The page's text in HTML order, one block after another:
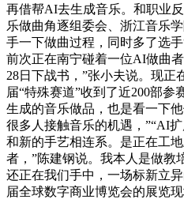
再借帮AI去生成音乐。和职业
乐做曲角逐组委会、浙江音乐
手一下做曲过程，同时多了选
前次正在南宁碰着一位AI做曲
28日下战书，”张小夫说。现正
届“特殊赛道”收到了近200部
生成的音乐做品，也是看一下
很多人接触音乐的机遇，”“AI
和新的手艺相连系。是正在工
者，”陈建钢说。我本人是做教
还正在我们手中，一场标新立
届全球数字商业博览会的展览